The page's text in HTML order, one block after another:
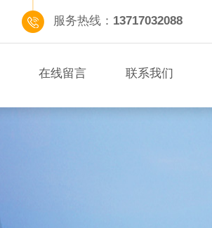
服务热线： 13717032088
在线留言 联系我们